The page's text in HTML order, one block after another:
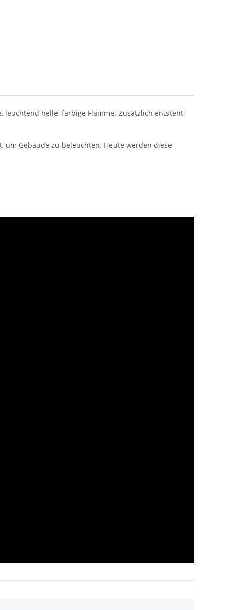
helle, farbige Flamme. Zusätzlich entsteht
Gebäude zu beleuchten. Heute werden diese